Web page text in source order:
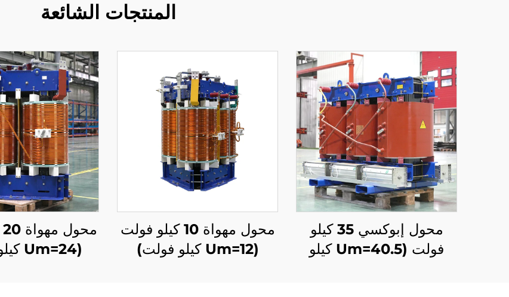
المنتجات الشائعة
محول إبوكسي 35 كيلو
فولت (Um=40.5 كيلو
محول مهواة 10 كيلو فولت
(Um=12 كيلو فولت)
(Um=24 كيلو فولت)